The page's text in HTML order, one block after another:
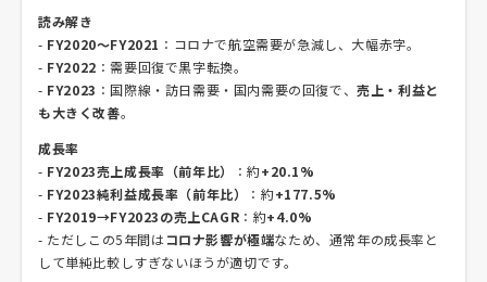
読み解き
- FY2020～FY2021 ：コロナで航空需要が急減し、大幅赤字。
- FY2022 ：需要回復で黒字転換。
- FY2023 ：国際線・訪日需要・国内需要の回復で、売上・利益と
も大きく改善。
成長率
- FY2023売上成長率（前年比） ：約+20.1%
- FY2023純利益成長率（前年比） ：約+177.5%
- FY2019→FY2023の売上CAGR ：約+4.0%
- ただしこの5年間はコロナ影響が極端なため、通常年の成長率と
して単純比較しすぎないほうが適切です。